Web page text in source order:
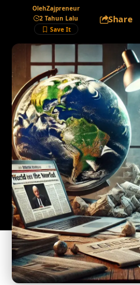
OlehZajpreneur
2 Tahun Lalu
Share